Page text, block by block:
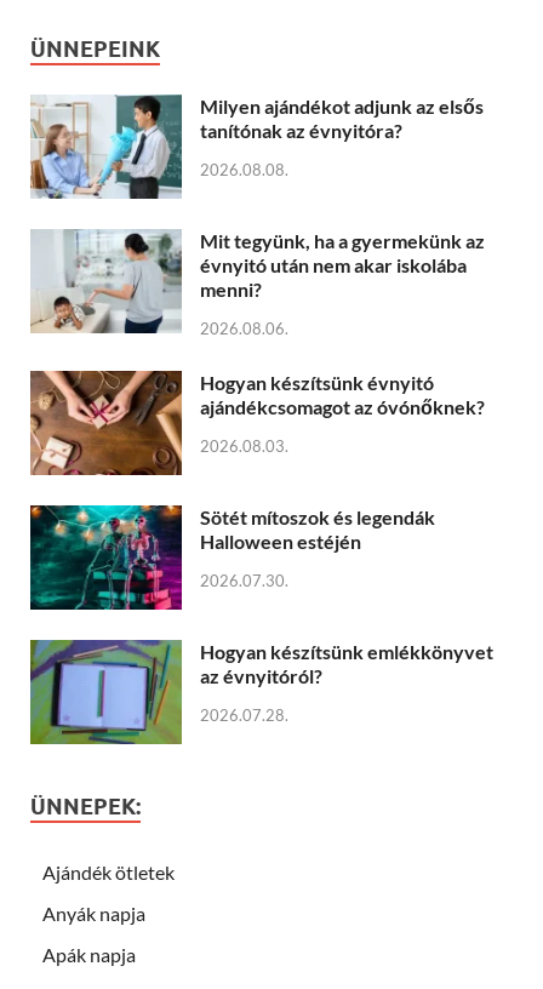
ÜNNEPEINK
Milyen ajándékot adjunk az elsős
tanítónak az évnyitóra?
2026.08.08.
Mit tegyünk, ha a gyermekünk az
évnyitó után nem akar iskolába
menni?
2026.08.06.
Hogyan készítsünk évnyitó
ajándékcsomagot az óvónőknek?
2026.08.03.
Sötét mítoszok és legendák
Halloween estéjén
2026.07.30.
Hogyan készítsünk emlékkönyvet
az évnyitóról?
2026.07.28.
ÜNNEPEK:
Ajándék ötletek
Anyák napja
Apák napja